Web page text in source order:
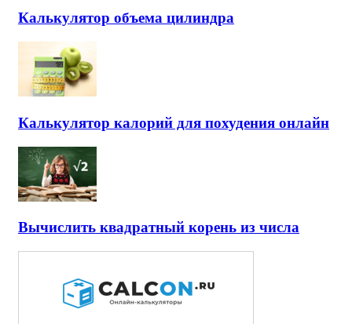
Калькулятор объема цилиндра
Калькулятор калорий для похудения онлайн
Вычислить квадратный корень из числа